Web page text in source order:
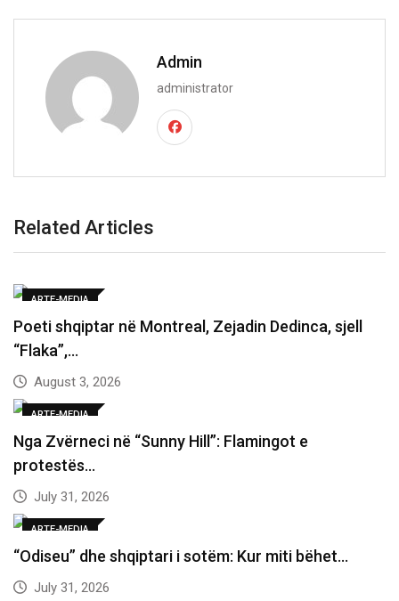
Admin
administrator
Related Articles
ARTE-MEDIA
Poeti shqiptar në Montreal, Zejadin Dedinca, sjell
“Flaka”,…
August 3, 2026
ARTE-MEDIA
Nga Zvërneci në “Sunny Hill”: Flamingot e
protestës…
July 31, 2026
ARTE-MEDIA
“Odiseu” dhe shqiptari i sotëm: Kur miti bëhet…
July 31, 2026